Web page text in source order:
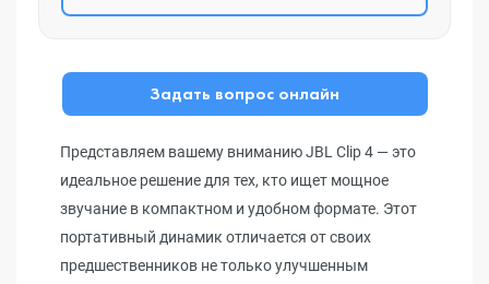
Задать вопрос онлайн
Представляем вашему вниманию JBL Clip 4 — это
идеальное решение для тех, кто ищет мощное
звучание в компактном и удобном формате. Этот
портативный динамик отличается от своих
предшественников не только улучшенным